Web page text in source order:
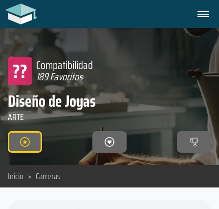
Diseño de Joyas
Compatibilidad
189 Favoritos
??
ARTE
Inicio > Carreras